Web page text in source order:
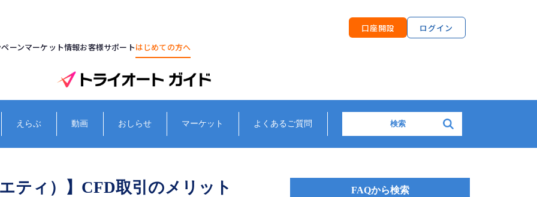
口座開設
ログイン
ーンマーケット情報お客様サポートはじめての方へ
えらぶ 動画 おしらせ マーケット よくあるご質問
ティ）】CFD取引のメリット FAQから検索